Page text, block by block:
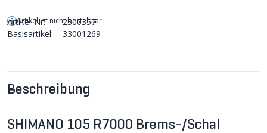
Beschreibung
SHIMANO 105 R7000 Brems-/Schal
Artikel ist nicht bestellbar
Artikel-Nr:
2300357
Basisartikel:
33001269